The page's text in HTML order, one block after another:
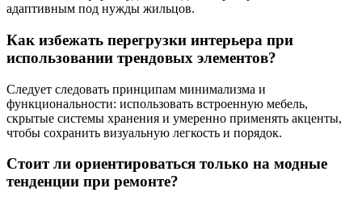
адаптивным под нужды жильцов.
Как избежать перегрузки интерьера при
использовании трендовых элементов?
Следует следовать принципам минимализма и
функциональности: использовать встроенную мебель,
скрытые системы хранения и умеренно применять акценты,
чтобы сохранить визуальную легкость и порядок.
Стоит ли ориентироваться только на модные
тенденции при ремонте?